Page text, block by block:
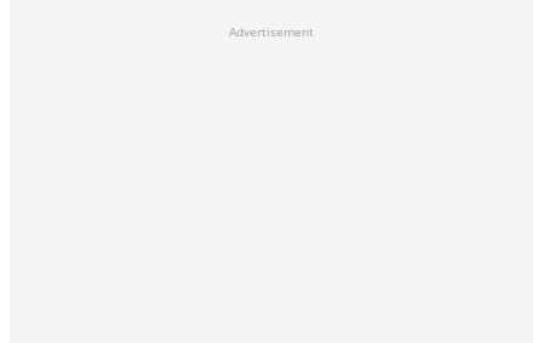
Advertisement